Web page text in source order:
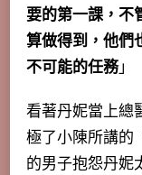
要的第一課，不
算做得到，他們
不可能的任務」
看著丹妮當上總
極了小陳所講的
的男子抱怨丹妮